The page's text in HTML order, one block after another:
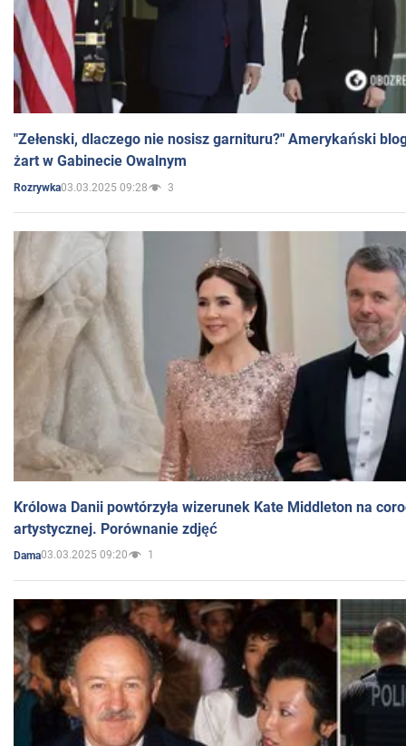
"Zełenski, dlaczego nie nosisz garnituru?" Amerykański
żart w Gabinecie Owalnym
Rozrywka03.03.2025 09:28 3
Królowa Danii powtórzyła wizerunek Kate Middleton na
artystycznej. Porównanie zdjęć
Dama03.03.2025 09:20 1